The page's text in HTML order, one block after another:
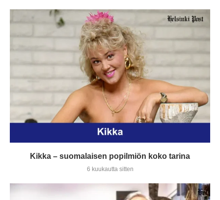
Kikka – suomalaisen popilmiön koko tarina
6 kuukautta sitten